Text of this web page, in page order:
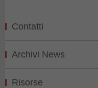
Contatti
Archivi News
Risorse